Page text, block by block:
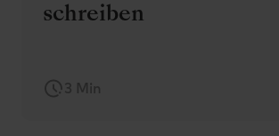
schreiben
3 Min